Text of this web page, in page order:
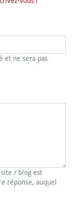
et ne sera pas
/ blog est
réponse, auquel